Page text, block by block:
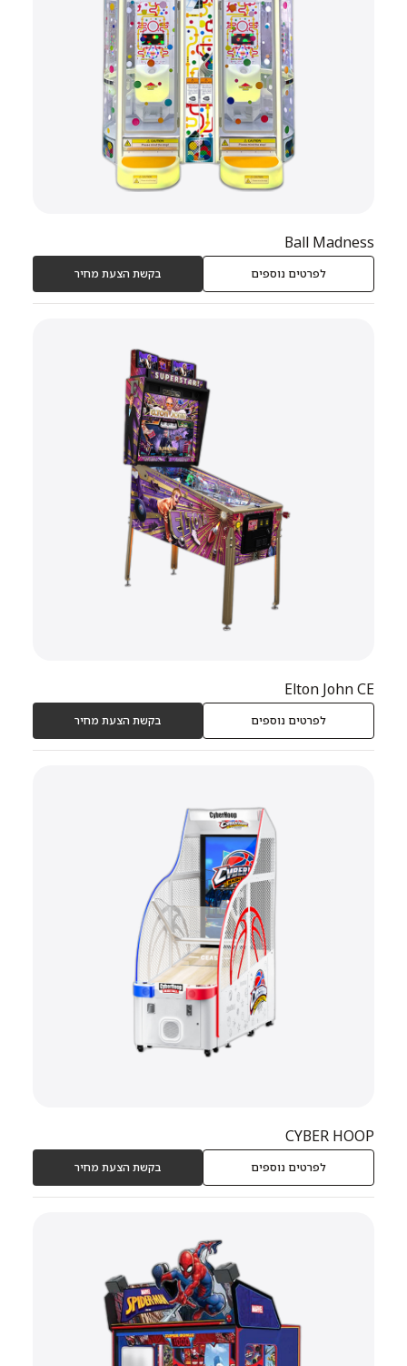
Ball Madness
לפרטים נוספים בקשת הצעת מחיר
Elton John CE
לפרטים נוספים בקשת הצעת מחיר
CYBER HOOP
לפרטים נוספים בקשת הצעת מחיר